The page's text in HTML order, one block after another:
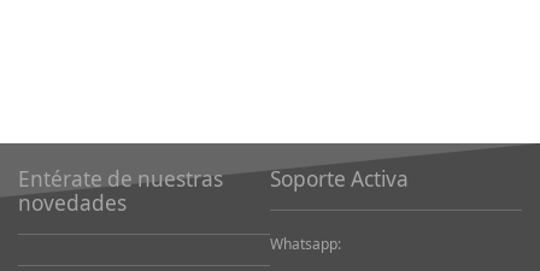
Entérate de nuestras
novedades
Soporte Activa
Whatsapp: